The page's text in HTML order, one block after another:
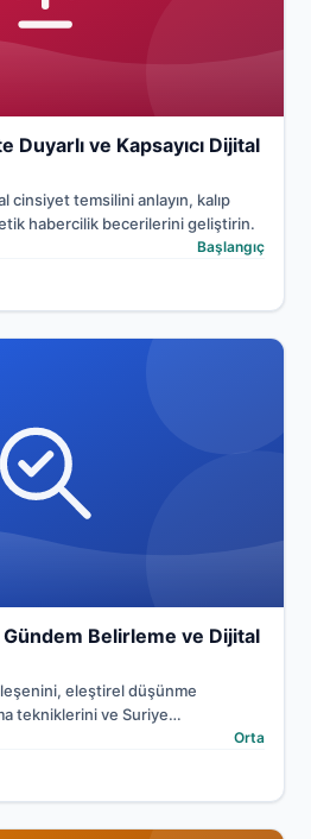
Duyarlı ve Kapsayıcı Dijital
cinsiyet temsilini anlayın, kalıp
etik habercilik becerilerini geliştirin.
Başlangıç
Gündem Belirleme ve Dijital
eleştirel düşünme
tekniklerini ve Suriye
savunuculuk derslerini
Orta